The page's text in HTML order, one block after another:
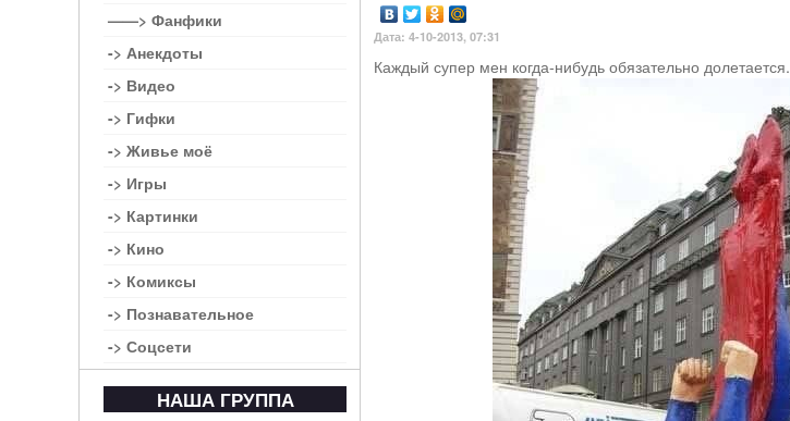
Дата: 4-10-2013, 07:31
Каждый супер мен когда-нибудь обязательно долетается.
——> Фанфики
-> Анекдоты
-> Видео
-> Гифки
-> Живье моё
-> Игры
-> Картинки
-> Кино
-> Комиксы
-> Познавательное
-> Соцсети
НАША ГРУППА